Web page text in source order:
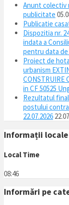
Anunt colectiv
publicitate
Publicatie
Dispozitia nr.
indata a
pentru data de
Proiect de
urbanism
CONSTRUIRE
in CF 50525
Rezultatul
postului
22.07.2026
Informații locale
Local Time
08:46
Informări pe